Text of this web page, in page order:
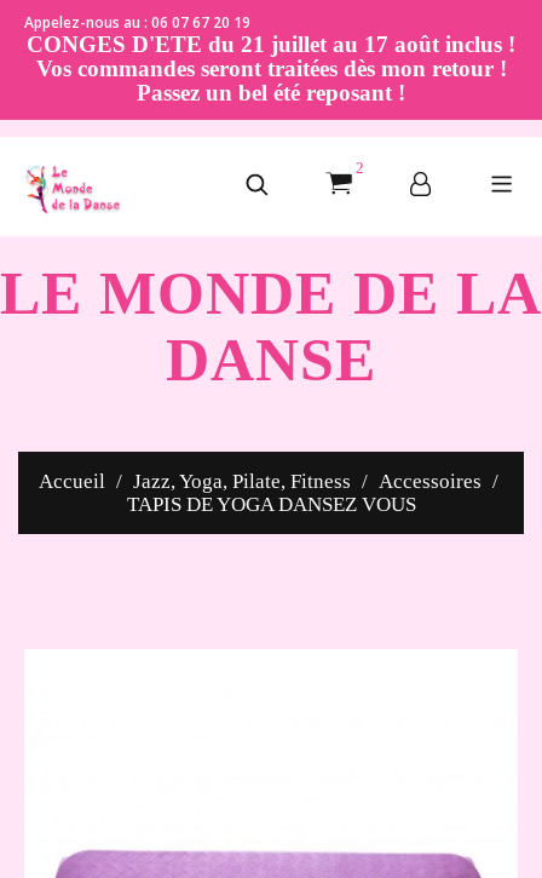
Appelez-nous au : 06 07 67 20 19
CONGES D'ETE du 21 juillet au 17 août inclus !
Vos commandes seront traitées dès mon retour !
Passez un bel été reposant !
2
LE MONDE DE LA
DANSE
Accueil Jazz, Yoga, Pilate, Fitness
Accessoires
TAPIS DE YOGA DANSEZ VOUS